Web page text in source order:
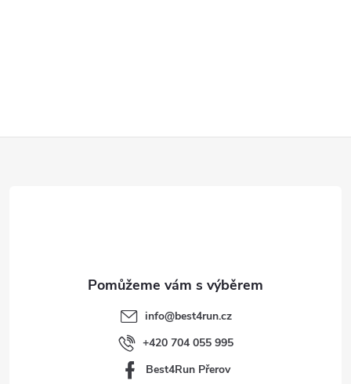
info@best4run.cz
+420 704 055 995
Best4Run Přerov